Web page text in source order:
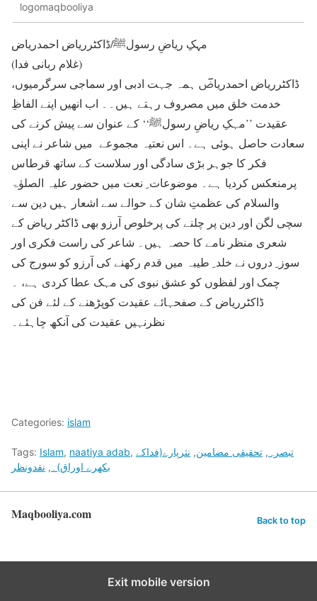
logomaqbooliya
مہکِ ریاضِ رسولﷺ/ڈاکٹرریاض احمدریاض
(غلام ربانی فدا)
ڈاکٹرریاض احمدریاضؔ ہمہ جہت ادبی اور سماجی سرگرمیوں،
خدمت خلق میں مصروف رہتے ہیں۔۔ اب انھیں اپنے الفاظِ
عقیدت ’’مہکِ ریاضِ رسولﷺ‘‘ کے عنوان سے پیش کرنے کی
سعادت حاصل ہوئی ہے۔ اس نعتیہ مجموعے میں شاعر نے اپنی
فکر کا جوہر بڑی سادگی اور سلاست کے ساتھ قرطاس
پرمنعکس کردیا ہے۔ موضوعات ِ نعت میں حضور علیہ الصلوٰۃ
والسلام کی عظمتِ شان کے حوالے سے اشعار ہیں دین سے
سچی لگن اور دین پر چلنے کی پرخلوص آرزو بھی ڈاکٹر ریاض کے
شعری منظر نامے کا حصہ ہیں۔ شاعر کی راست فکری اور
سوز ِ دروں نے خلد ِ طیبہ میں قدم رکھنے کی آرزو کو سورج کی
چمک اور لفظوں کو عشق نبوی کی مہک عطا کردی ہے، ۔
ڈاکٹرریاض کے صفحہائے عقیدت کوپڑھنے کے لئے فن کی
نظرنہیں عقیدت کی آنکھ چاہئے۔
Categories: islam
Tags: Islam, naatiya adab, تبصرہ , تحقیقی مضامین, نثرپارے(فداکے
بکھرے اوراق)۔ , نقدونظر
Maqbooliya.com Back to top
Exit mobile version